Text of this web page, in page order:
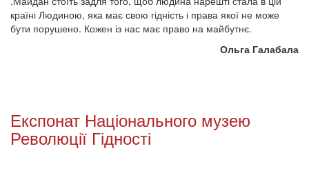
країні Людиною, яка має свою гідність і права якої не може
бути порушено. Кожен із нас має право на майбутнє.
Ольга Галабала
Експонат Національного музею
Революції Гідності